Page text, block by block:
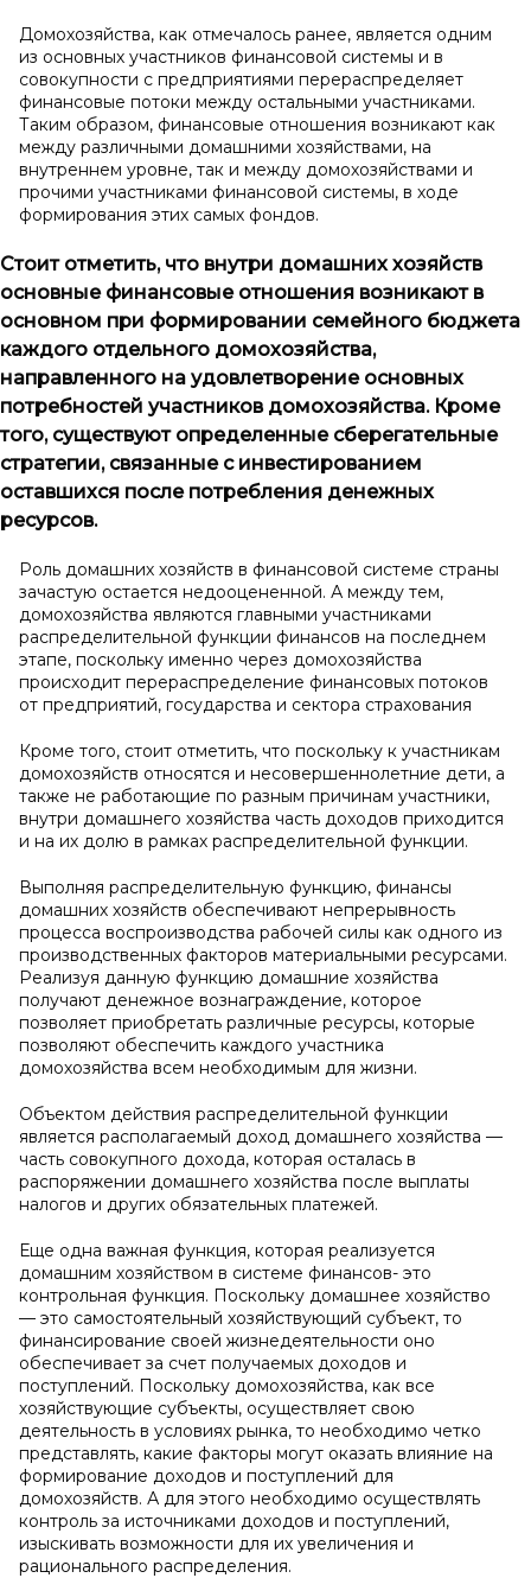
Домохозяйства, как отмечалось ранее, является одним
из основных участников финансовой системы и в
совокупности с предприятиями перераспределяет
финансовые потоки между остальными участниками.
Таким образом, финансовые отношения возникают как
между различными домашними хозяйствами, на
внутреннем уровне, так и между домохозяйствами и
прочими участниками финансовой системы, в ходе
формирования этих самых фондов.
Стоит отметить, что внутри домашних хозяйств
основные финансовые отношения возникают в
основном при формировании семейного бюджета
каждого отдельного домохозяйства,
направленного на удовлетворение основных
потребностей участников домохозяйства. Кроме
того, существуют определенные сберегательные
стратегии, связанные с инвестированием
оставшихся после потребления денежных
ресурсов.
Роль домашних хозяйств в финансовой системе страны
зачастую остается недооцененной. А между тем,
домохозяйства являются главными участниками
распределительной функции финансов на последнем
этапе, поскольку именно через домохозяйства
происходит перераспределение финансовых потоков
от предприятий, государства и сектора страхования
Кроме того, стоит отметить, что поскольку к участникам
домохозяйств относятся и несовершеннолетние дети, а
также не работающие по разным причинам участники,
внутри домашнего хозяйства часть доходов приходится
и на их долю в рамках распределительной функции.
Выполняя распределительную функцию, финансы
домашних хозяйств обеспечивают непрерывность
процесса воспроизводства рабочей силы как одного из
производственных факторов материальными ресурсами.
Реализуя данную функцию домашние хозяйства
получают денежное вознаграждение, которое
позволяет приобретать различные ресурсы, которые
позволяют обеспечить каждого участника
домохозяйства всем необходимым для жизни.
Объектом действия распределительной функции
является располагаемый доход домашнего хозяйства —
часть совокупного дохода, которая осталась в
распоряжении домашнего хозяйства после выплаты
налогов и других обязательных платежей.
Еще одна важная функция, которая реализуется
домашним хозяйством в системе финансов- это
контрольная функция. Поскольку домашнее хозяйство
— это самостоятельный хозяйствующий субъект, то
финансирование своей жизнедеятельности оно
обеспечивает за счет получаемых доходов и
поступлений. Поскольку домохозяйства, как все
хозяйствующие субъекты, осуществляет свою
деятельность в условиях рынка, то необходимо четко
представлять, какие факторы могут оказать влияние на
формирование доходов и поступлений для
домохозяйств. А для этого необходимо осуществлять
контроль за источниками доходов и поступлений,
изыскивать возможности для их увеличения и
рационального распределения.